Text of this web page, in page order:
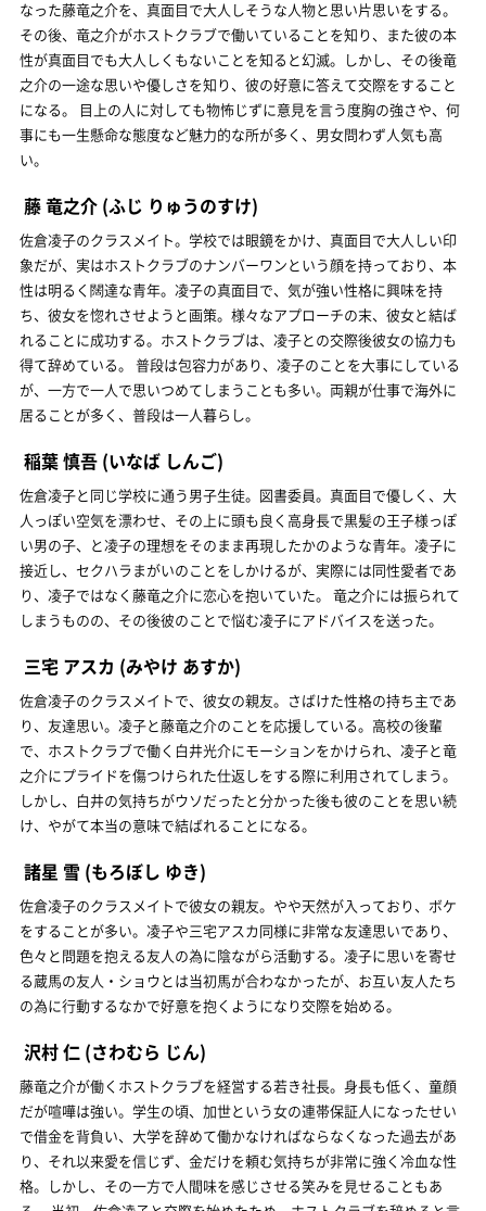
なった藤竜之介を、真面目で大人しそうな人物と思い片思いをする。
その後、竜之介がホストクラブで働いていることを知り、また彼の本
性が真面目でも大人しくもないことを知ると幻滅。しかし、その後竜
之介の一途な思いや優しさを知り、彼の好意に答えて交際をすること
になる。 目上の人に対しても物怖じずに意見を言う度胸の強さや、何
事にも一生懸命な態度など魅力的な所が多く、男女問わず人気も高
い。
藤 竜之介 (ふじ りゅうのすけ)
佐倉凌子のクラスメイト。学校では眼鏡をかけ、真面目で大人しい印
象だが、実はホストクラブのナンバーワンという顔を持っており、本
性は明るく闊達な青年。凌子の真面目で、気が強い性格に興味を持
ち、彼女を惚れさせようと画策。様々なアプローチの末、彼女と結ば
れることに成功する。ホストクラブは、凌子との交際後彼女の協力も
得て辞めている。 普段は包容力があり、凌子のことを大事にしている
が、一方で一人で思いつめてしまうことも多い。両親が仕事で海外に
居ることが多く、普段は一人暮らし。
稲葉 慎吾 (いなば しんご)
佐倉凌子と同じ学校に通う男子生徒。図書委員。真面目で優しく、大
人っぽい空気を漂わせ、その上に頭も良く高身長で黒髪の王子様っぽ
い男の子、と凌子の理想をそのまま再現したかのような青年。凌子に
接近し、セクハラまがいのことをしかけるが、実際には同性愛者であ
り、凌子ではなく藤竜之介に恋心を抱いていた。 竜之介には振られて
しまうものの、その後彼のことで悩む凌子にアドバイスを送った。
三宅 アスカ (みやけ あすか)
佐倉凌子のクラスメイトで、彼女の親友。さばけた性格の持ち主であ
り、友達思い。凌子と藤竜之介のことを応援している。高校の後輩
で、ホストクラブで働く白井光介にモーションをかけられ、凌子と竜
之介にプライドを傷つけられた仕返しをする際に利用されてしまう。
しかし、白井の気持ちがウソだったと分かった後も彼のことを思い続
け、やがて本当の意味で結ばれることになる。
諸星 雪 (もろぼし ゆき)
佐倉凌子のクラスメイトで彼女の親友。やや天然が入っており、ボケ
をすることが多い。凌子や三宅アスカ同様に非常な友達思いであり、
色々と問題を抱える友人の為に陰ながら活動する。凌子に思いを寄せ
る蔵馬の友人・ショウとは当初馬が合わなかったが、お互い友人たち
の為に行動するなかで好意を抱くようになり交際を始める。
沢村 仁 (さわむら じん)
藤竜之介が働くホストクラブを経営する若き社長。身長も低く、童顔
だが喧嘩は強い。学生の頃、加世という女の連帯保証人になったせい
で借金を背負い、大学を辞めて働かなければならなくなった過去があ
り、それ以来愛を信じず、金だけを頼む気持ちが非常に強く冷血な性
格。しかし、その一方で人間味を感じさせる笑みを見せることもあ